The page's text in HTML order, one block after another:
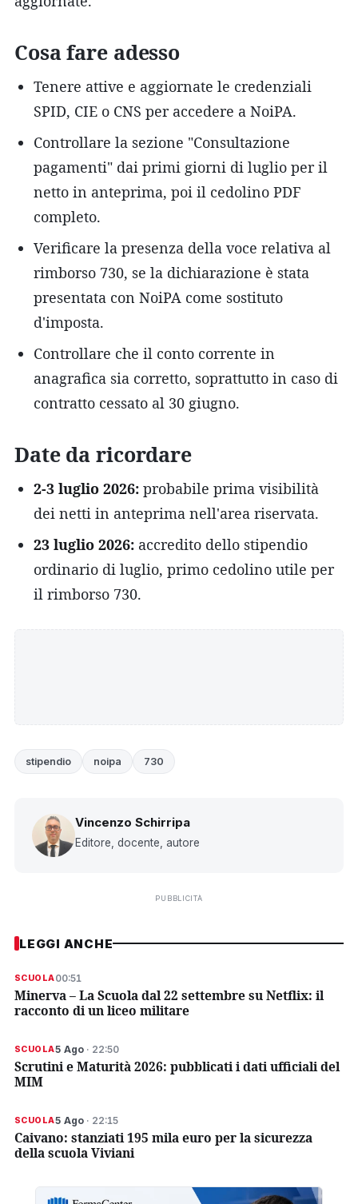
Cosa fare adesso
Tenere attive e aggiornate le credenziali
SPID, CIE o CNS per accedere a NoiPA.
Controllare la sezione "Consultazione
pagamenti" dai primi giorni di luglio per il
netto in anteprima, poi il cedolino PDF
completo.
Verificare la presenza della voce relativa al
rimborso 730, se la dichiarazione è stata
presentata con NoiPA come sostituto
d'imposta.
Controllare che il conto corrente in
anagrafica sia corretto, soprattutto in caso di
contratto cessato al 30 giugno.
Date da ricordare
2-3 luglio 2026: probabile prima visibilità
dei netti in anteprima nell'area riservata.
23 luglio 2026: accredito dello stipendio
ordinario di luglio, primo cedolino utile per
il rimborso 730.
stipendio noipa 730
Vincenzo Schirripa
Editore, docente, autore
PUBBLICITÀ
LEGGI ANCHE
SCUOLA00:51
Minerva – La Scuola dal 22 settembre su Netflix: il
racconto di un liceo militare
SCUOLA5 Ago· 22:50
Scrutini e Maturità 2026: pubblicati i dati ufficiali del
MIM
SCUOLA5 Ago· 22:15
Caivano: stanziati 195 mila euro per la sicurezza
della scuola Viviani